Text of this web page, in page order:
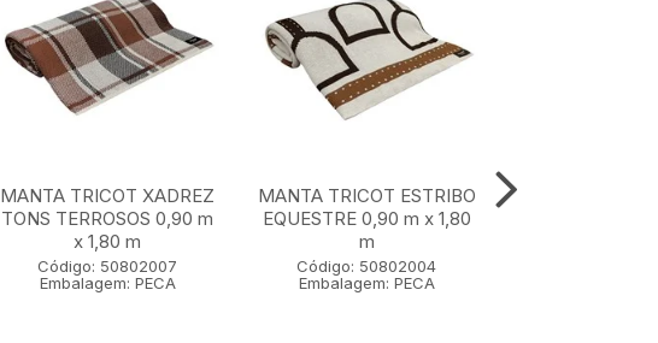
MANTA TRICOT XADREZ
TONS TERROSOS 0,90 m
x 1,80 m
Código: 50802007
Embalagem: PECA
MANTA TRICOT ESTRIBO
EQUESTRE 0,90 m x 1,80
m
Código: 50802004
Embalagem: PECA